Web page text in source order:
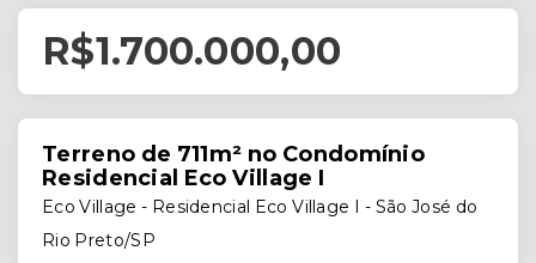
R$1.700.000,00
Terreno de 711m² no Condomínio
Residencial Eco Village I
Eco Village - Residencial Eco Village I - São José do
Rio Preto/SP